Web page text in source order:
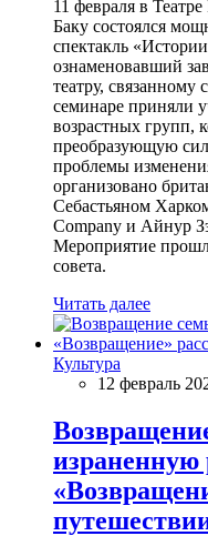
11 февраля в
Баку состоялся
спектакль
ознаменовавший
театру,
семинаре приняли
возрастных групп,
преобразующую
проблемы
организовано
Себастьяном
Company и Айнур
Мероприятие
совета.
Читать далее
Культура
12 февраль
израненную